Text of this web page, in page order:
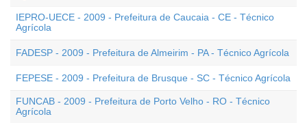
IEPRO-UECE - 2009 - Prefeitura de Caucaia - CE - Técnico
Agrícola
FADESP - 2009 - Prefeitura de Almeirim - PA - Técnico Agrícola
FEPESE - 2009 - Prefeitura de Brusque - SC - Técnico Agrícola
FUNCAB - 2009 - Prefeitura de Porto Velho - RO - Técnico
Agrícola